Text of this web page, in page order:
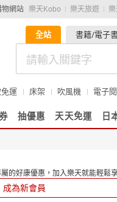
物網站 樂天Kobo 樂天旅遊
全站 書籍/電子
運 床架 吹風機 電子
抽優惠 天天免運 日
的好康優惠，加入樂天就能輕鬆享
成為新會員